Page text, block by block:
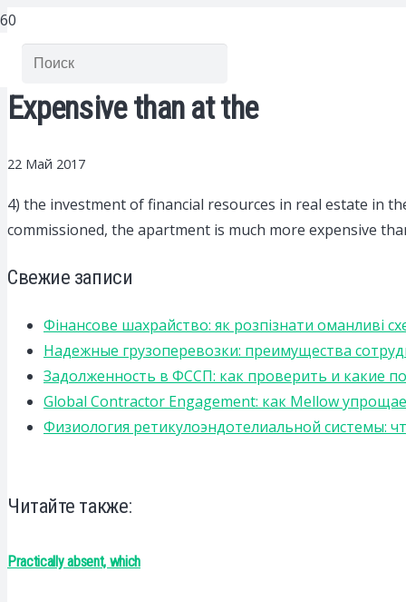
Expensive than at the
22 Май 2017
4) the investment of financial resources in real estate in
commissioned, the apartment is much more expensive
Свежие записи
Фінансове шахрайство: як розпізнати оманливі
Надежные грузоперевозки: преимущества
Задолженность в ФССП: как проверить и какие
Global Contractor Engagement: как Mellow
Физиология ретикулоэндотелиальной системы:
Читайте также:
Practically absent, which